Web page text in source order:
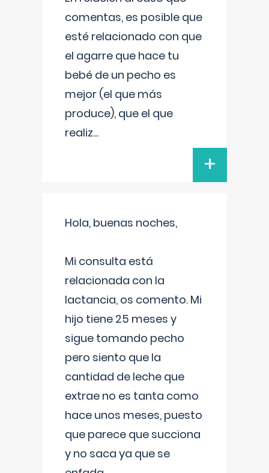
comentas, es posible que
esté relacionado con que
el agarre que hace tu
bebé de un pecho es
mejor (el que más
produce), que el que
realiz...
+
Hola, buenas noches,
Mi consulta está
relacionada con la
lactancia, os comento. Mi
hijo tiene 25 meses y
sigue tomando pecho
pero siento que la
cantidad de leche que
extrae no es tanta como
hace unos meses, puesto
que parece que succiona
y no saca ya que se